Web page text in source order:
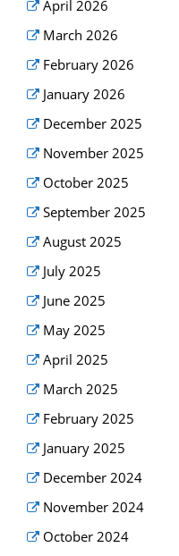
April 2026
March 2026
February 2026
January 2026
December 2025
November 2025
October 2025
September 2025
August 2025
July 2025
June 2025
May 2025
April 2025
March 2025
February 2025
January 2025
December 2024
November 2024
October 2024